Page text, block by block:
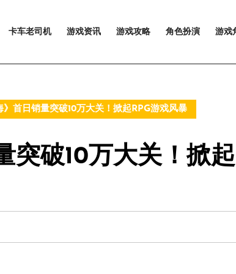
卡车老司机 游戏资讯 游戏攻略 角色扮演 游戏
首日销量突破10万大关！掀起RPG游戏风暴
突破10万大关！掀起